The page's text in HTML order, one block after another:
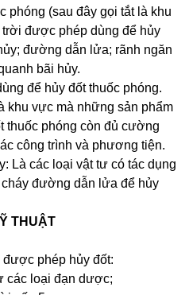
phóng (sau đây gọi tắt là khu
được phép dùng để hủy
đường dẫn lửa; rãnh ngăn
bãi hủy.
để hủy đốt thuốc phóng.
khu vực mà những sản phẩm
thuốc phóng còn đủ cường
công trình và phương tiện.
Là các loại vật tư có tác dụng
đường dẫn lửa để hủy
THUẬT
phép hủy đốt:
các loại đạn dược;